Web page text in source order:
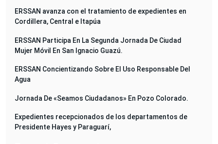
ERSSAN avanza con el tratamiento de expedientes en
Cordillera, Central e Itapúa
ERSSAN Participa En La Segunda Jornada De Ciudad
Mujer Móvil En San Ignacio Guazú.
ERSSAN Concientizando Sobre El Uso Responsable Del
Agua
Jornada De «Seamos Ciudadanos» En Pozo Colorado.
Expedientes recepcionados de los departamentos de
Presidente Hayes y Paraguarí,